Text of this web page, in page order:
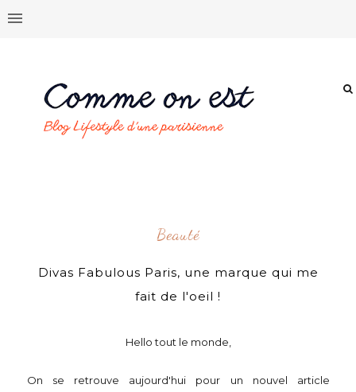
Beauté
Divas Fabulous Paris, une marque qui me
fait de l'oeil !
Hello tout le monde,
On se retrouve aujourd'hui pour un nouvel article